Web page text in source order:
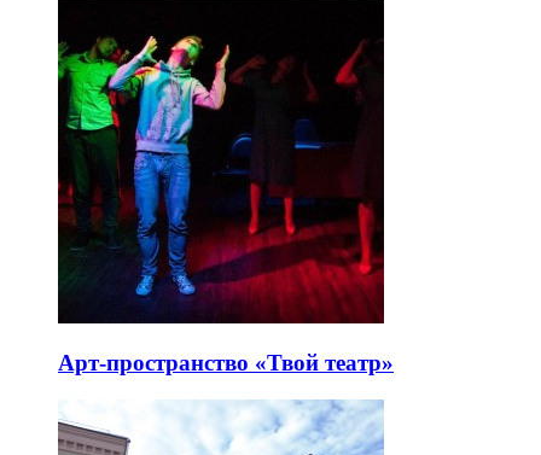
Арт-пространство «Твой театр»